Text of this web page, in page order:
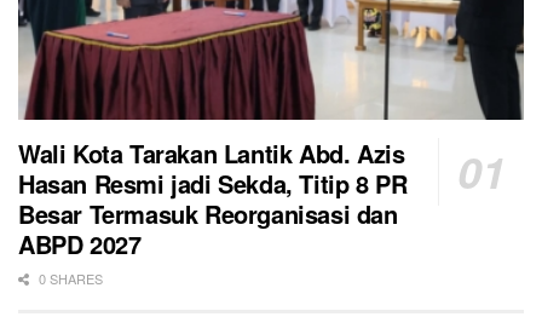
Wali Kota Tarakan Lantik Abd. Azis
Hasan Resmi jadi Sekda, Titip 8 PR
Besar Termasuk Reorganisasi dan
ABPD 2027
0 SHARES